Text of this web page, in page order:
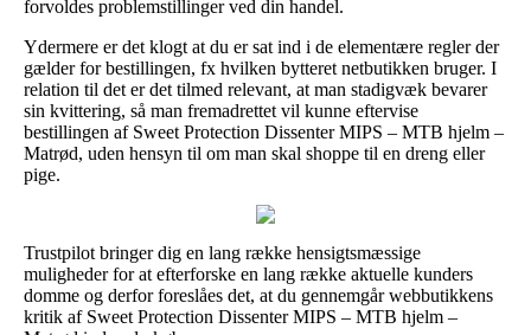
forvoldes problemstillinger ved din handel.
Ydermere er det klogt at du er sat ind i de elementære regler der
gælder for bestillingen, fx hvilken bytteret netbutikken bruger. I
relation til det er det tilmed relevant, at man stadigvæk bevarer
sin kvittering, så man fremadrettet vil kunne eftervise
bestillingen af Sweet Protection Dissenter MIPS – MTB hjelm –
Matrød, uden hensyn til om man skal shoppe til en dreng eller
pige.
Trustpilot bringer dig en lang række hensigtsmæssige
muligheder for at efterforske en lang række aktuelle kunders
domme og derfor foreslåes det, at du gennemgår webbutikkens
kritik af Sweet Protection Dissenter MIPS – MTB hjelm –